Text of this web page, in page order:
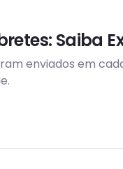
Saiba
enviados em